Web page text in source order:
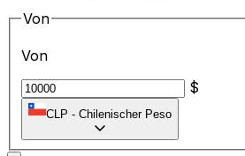
Von
Von
$
CLP - Chilenischer Peso